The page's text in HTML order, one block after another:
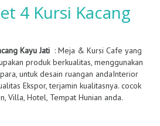
4 Kursi Kacang
Kayu Jati : Meja & Kursi Cafe yang
produk berkualitas, menggunakan
untuk desain ruangan andaInterior
Ekspor, terjamin kualitasnya. cocok
Villa, Hotel, Tempat Hunian anda.